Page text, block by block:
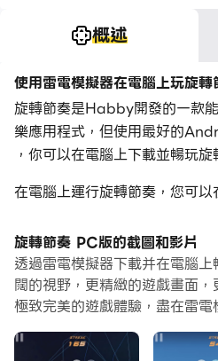
概述
使用雷電模擬器在電腦上玩旋轉
旋轉節奏是Habby開發的一款
樂應用程式，但使用最好的
，你可以在電腦上下載並暢玩旋
在電腦上運行旋轉節奏，您可
用滑鼠和鍵盤操控應用程式比
你將永遠不必擔心設備的電量問
通過多開和同步功能，你甚至
式和帳戶。
而文件互傳功能讓分享圖像、
旋轉節奏 PC版的截圖和影片
透過雷電模擬器下載并在電腦
闊的視野，更精緻的遊戲畫面
極致完美的遊戲體驗，盡在雷電